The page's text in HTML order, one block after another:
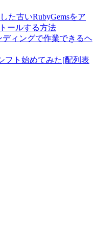
た古いRubyGemsをア
ールする方法
ィングで作業できるヘ
フト始めてみた[配列表